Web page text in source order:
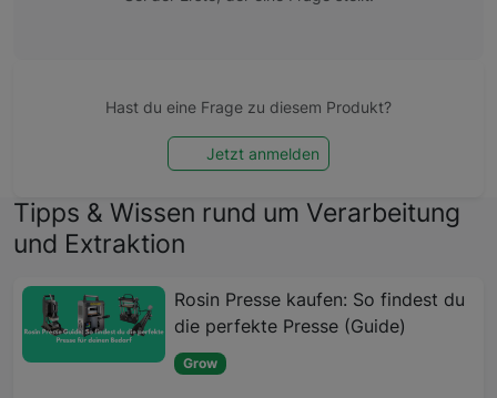
Hast du eine Frage zu diesem Produkt?
Jetzt anmelden
Tipps & Wissen rund um Verarbeitung
und Extraktion
Rosin Presse kaufen: So findest du
die perfekte Presse (Guide)
Grow